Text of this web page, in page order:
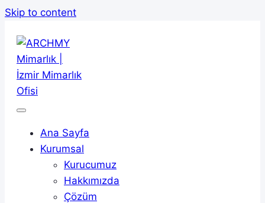
Skip to content
Ana Sayfa
Kurumsal
Kurucumuz
Hakkımızda
Çözüm